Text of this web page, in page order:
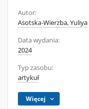
Autor:
Asotska-Wierzba, Yuliya
Data wydania:
2024
Typ zasobu:
artykuł
Więcej